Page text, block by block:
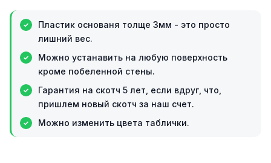
Пластик основаня толще 3мм - это просто
лишний вес.
Можно устанавить на любую поверхность
кроме побеленной стены.
Гарантия на скотч 5 лет, если вдруг, что,
пришлем новый скотч за наш счет.
Можно изменить цвета таблички.